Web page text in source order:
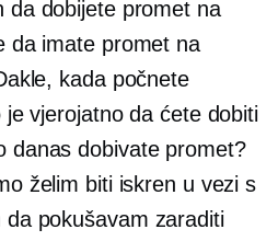
da dobijete promet na
da imate promet na
kada počnete
vjerojatno da ćete dobiti
danas dobivate promet?
želim biti iskren u vezi s
pokušavam zaraditi